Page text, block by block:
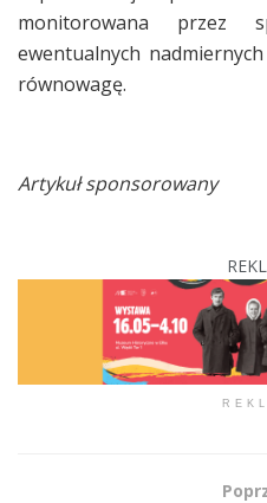
monitorowana przez
ewentualnych
równowagę.
Artykuł sponsorowany